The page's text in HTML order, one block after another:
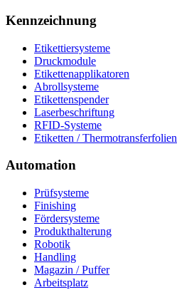
Kennzeichnung
Etikettiersysteme
Druckmodule
Etikettenapplikatoren
Abrollsysteme
Etikettenspender
Laserbeschriftung
RFID-Systeme
Etiketten / Thermotransferfolien
Automation
Prüfsysteme
Finishing
Fördersysteme
Produkthalterung
Robotik
Handling
Magazin / Puffer
Arbeitsplatz